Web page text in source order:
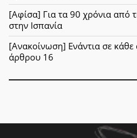
[Αφίσα] Για τα 90 χρόνια από
στην Ισπανία
[Ανακοίνωση] Ενάντια σε
άρθρου 16